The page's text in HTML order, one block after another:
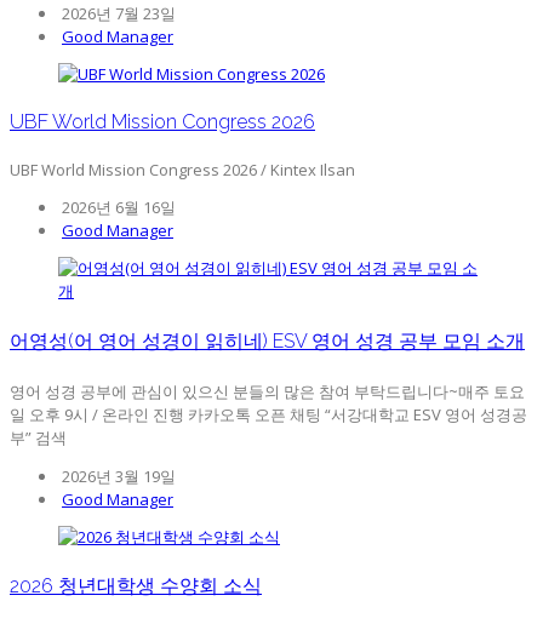
2026년 7월 23일
Good Manager
UBF World Mission Congress 2026
UBF World Mission Congress 2026 / Kintex Ilsan
2026년 6월 16일
Good Manager
어영성(어 영어 성경이 읽히네) ESV 영어 성경 공부 모임 소개
영어 성경 공부에 관심이 있으신 분들의 많은 참여 부탁드립니다~매주 토요
일 오후 9시 / 온라인 진행 카카오톡 오픈 채팅 “서강대학교 ESV 영어 성경공
부” 검색
2026년 3월 19일
Good Manager
2026 청년대학생 수양회 소식